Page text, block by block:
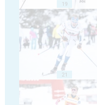
19
21